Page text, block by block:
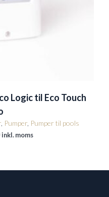
Logic til Eco Touch
Pumper Pumper til pools
inkl. moms